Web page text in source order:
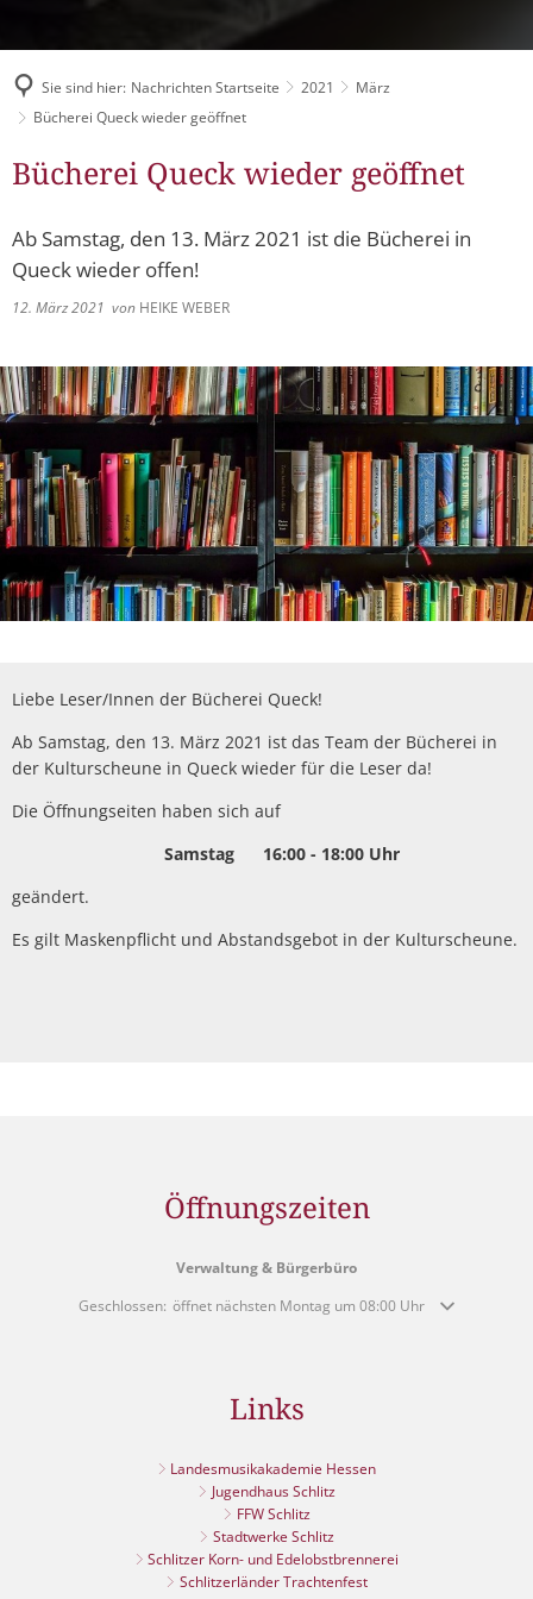
Konzertsaal LMAH
Schlitzer Geschichten
Sie sind hier: Nachrichten Startseite 2021
März
Bücherei Queck wieder geöffnet
Bücherei Queck wieder geöffnet
Ab Samstag, den 13. März 2021 ist die Bücherei in
Queck wieder offen!
12. März 2021 von HEIKE WEBER
Liebe Leser/Innen der Bücherei Queck!
Ab Samstag, den 13. März 2021 ist das Team der Bücherei in
der Kulturscheune in Queck wieder für die Leser da!
Die Öffnungseiten haben sich auf
Samstag 16:00 - 18:00 Uhr
geändert.
Es gilt Maskenpflicht und Abstandsgebot in der Kulturscheune.
Öffnungszeiten
Verwaltung & Bürgerbüro
Klicken, um weitere Öffnungs- oder Schließzeiten auszublenden
Geschlossen: öffnet nächsten Montag um 08:00 Uhr
Links
Landesmusikakademie Hessen
Jugendhaus Schlitz
FFW Schlitz
Stadtwerke Schlitz
Schlitzer Korn- und Edelobstbrennerei
Schlitzerländer Trachtenfest